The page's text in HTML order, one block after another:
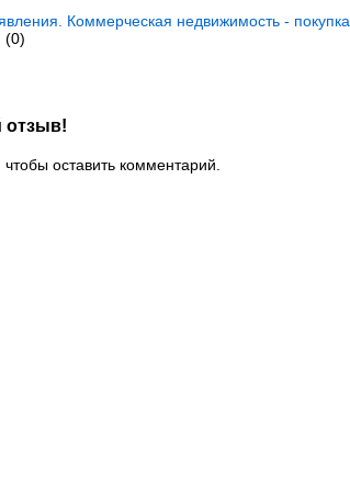
Коммерческая недвижимость - покупка.
(0)
отзыв!
, чтобы оставить комментарий.